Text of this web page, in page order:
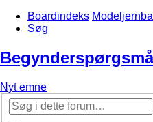
Boardindeks
Søg
Nyt emne